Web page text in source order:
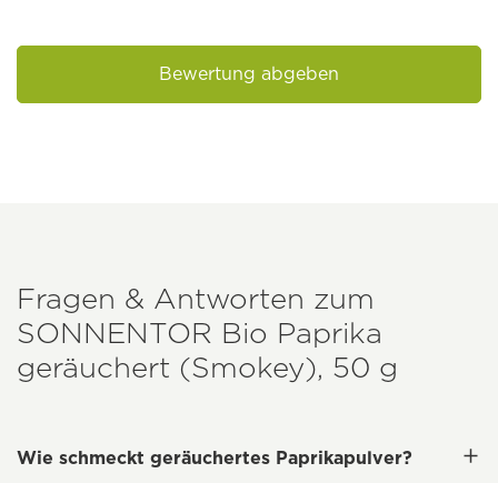
Bewertung abgeben
Fragen & Antworten zum
SONNENTOR Bio Paprika
geräuchert (Smokey), 50 g
Wie schmeckt geräuchertes Paprikapulver?